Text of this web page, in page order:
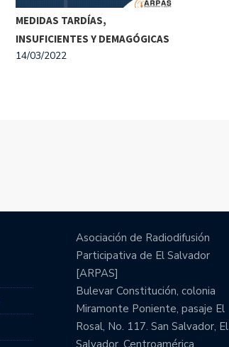
MEDIDAS TARDÍAS,
INSUFICIENTES Y DEMAGÓGICAS
14/03/2022
Asociación de Radiodifusión
Participativa de El Salvador
[ARPAS]
Bulevar Constitución, colonia
Miramonte Poniente, pasaje El
Rosal, No. 117. San Salvador, El
Salvador. Centroamérica